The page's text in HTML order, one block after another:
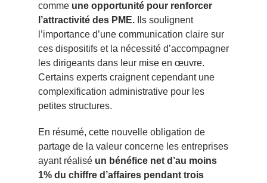
comme une opportunité pour renforcer
l’attractivité des PME. Ils soulignent
l’importance d’une communication claire sur
ces dispositifs et la nécessité d’accompagner
les dirigeants dans leur mise en œuvre.
Certains experts craignent cependant une
complexification administrative pour les
petites structures.
En résumé, cette nouvelle obligation de
partage de la valeur concerne les entreprises
ayant réalisé un bénéfice net d’au moins
1% du chiffre d’affaires pendant trois